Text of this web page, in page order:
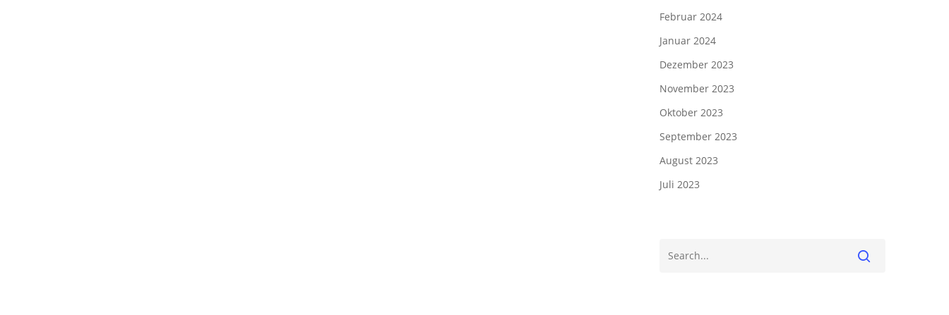
Februar 2024
Januar 2024
Dezember 2023
November 2023
Oktober 2023
September 2023
August 2023
Juli 2023